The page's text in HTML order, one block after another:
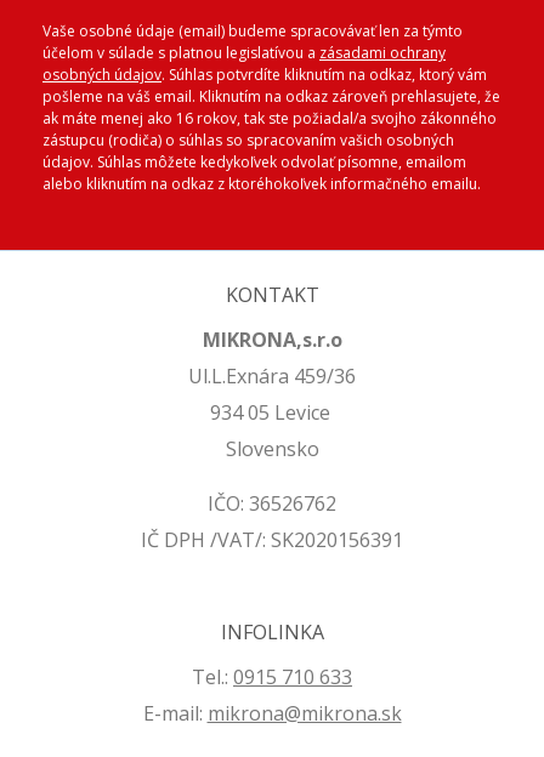
Vaše osobné údaje (email) budeme spracovávať len za týmto
účelom v súlade s platnou legislatívou a zásadami ochrany
osobných údajov. Súhlas potvrdíte kliknutím na odkaz, ktorý vám
pošleme na váš email. Kliknutím na odkaz zároveň prehlasujete, že
ak máte menej ako 16 rokov, tak ste požiadal/a svojho zákonného
zástupcu (rodiča) o súhlas so spracovaním vašich osobných
údajov. Súhlas môžete kedykoľvek odvolať písomne, emailom
alebo kliknutím na odkaz z ktoréhokoľvek informačného emailu.
KONTAKT
MIKRONA,s.r.o
Ul.L.Exnára 459/36
934 05 Levice
Slovensko
IČO: 36526762
IČ DPH /VAT/: SK2020156391
INFOLINKA
Tel.: 0915 710 633
E-mail: mikrona@mikrona.sk